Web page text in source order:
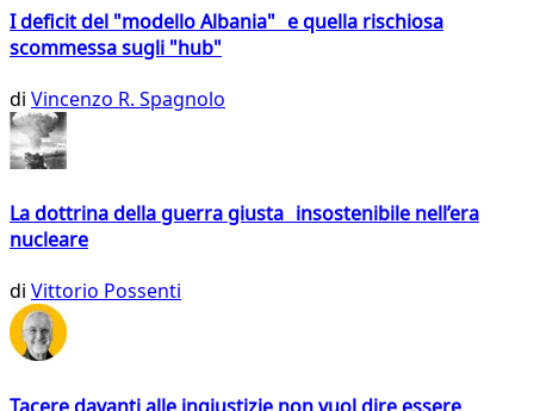
I deficit del "modello Albania" e quella rischiosa
scommessa sugli "hub"
di Vincenzo R. Spagnolo
La dottrina della guerra giusta insostenibile nell’era
nucleare
di Vittorio Possenti
Tacere davanti alle ingiustizie non vuol dire essere